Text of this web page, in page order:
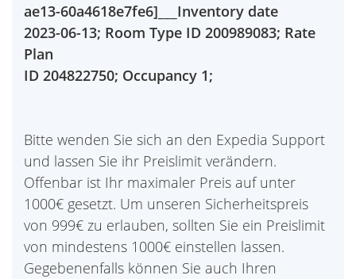
ae13-60a4618e7fe6]___Inventory date
2023-06-13; Room Type ID 200989083; Rate
Plan
ID 204822750; Occupancy 1;
Bitte wenden Sie sich an den Expedia Support
und lassen Sie ihr Preislimit verändern.
Offenbar ist Ihr maximaler Preis auf unter
1000€ gesetzt. Um unseren Sicherheitspreis
von 999€ zu erlauben, sollten Sie ein Preislimit
von mindestens 1000€ einstellen lassen.
Gegebenenfalls können Sie auch Ihren